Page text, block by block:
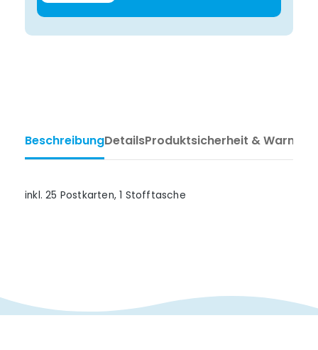
BeschreibungDetailsProduktsicherheit &
inkl. 25 Postkarten, 1 Stofftasche